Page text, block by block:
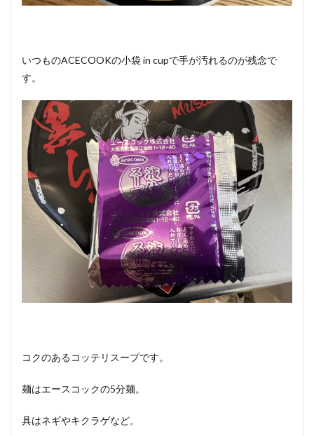
いつものACECOOKの小袋 in cupで手が汚れるのが残念で
す。
コクのあるコッテリスープです。
麺はエースコックの5分麺。
具はネギやキクラゲなど。